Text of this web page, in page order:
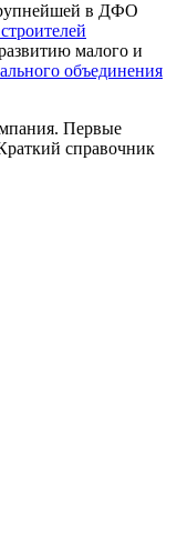
в ДФО
малого и
объединения
Первые
справочник